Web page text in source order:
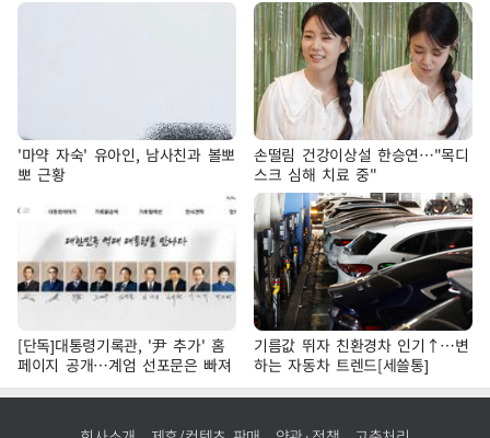
'마약 자숙' 유아인, 남사친과 볼뽀
뽀 근황
손떨림 건강이상설 한승연…"목디
스크 심해 치료 중"
[단독]대통령기록관, '尹 추가' 홈
페이지 공개…계엄 선포문은 빠져
기름값 뛰자 친환경차 인기↑…변
하는 자동차 트렌드[세쓸통]